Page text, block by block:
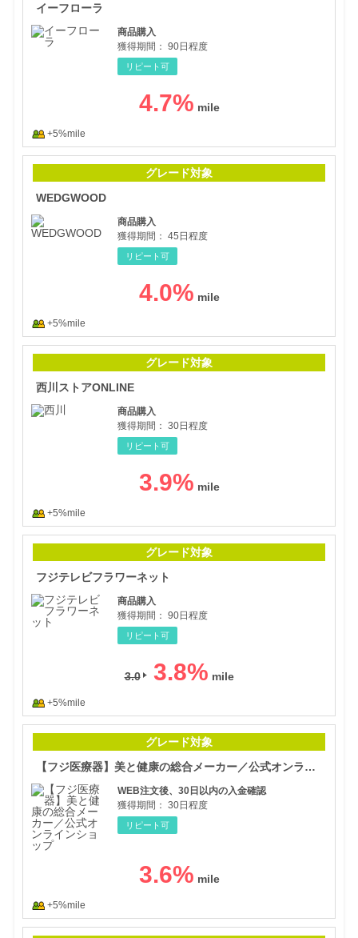
イーフローラ
商品購入
獲得期間： 90日程度
リピート可
4.7%
+5%mile
グレード対象
WEDGWOOD
商品購入
獲得期間： 45日程度
リピート可
4.0%
+5%mile
グレード対象
西川ストアONLINE
商品購入
獲得期間： 30日程度
リピート可
3.9%
+5%mile
グレード対象
フジテレビフラワーネット
商品購入
獲得期間： 90日程度
リピート可
3.0 3.8%
+5%mile
グレード対象
【フジ医療器】美と健康の総合メーカー／公式オンラインショップ
WEB注文後、30日以内の入金確認
獲得期間： 30日程度
リピート可
3.6%
+5%mile